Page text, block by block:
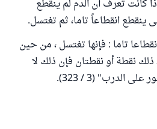
كانت تعرف أن الدم لم ينقطع
ينقطع انقطاعاً تاما، ثم تغتسل.
تاما : فإنها تغتسل ، من حين
نقطة أو نقطتان فإن ذلك لا
الدرب" (3 / 323).